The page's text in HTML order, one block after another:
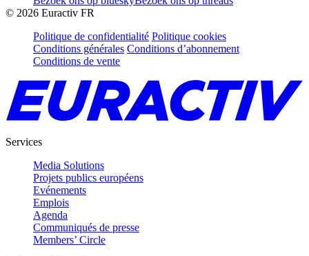
© 2026 Euractiv FR
Politique de confidentialité Politique cookies
Conditions générales Conditions d’abonnement
Conditions de vente
Services
Media Solutions
Projets publics européens
Evénements
Emplois
Agenda
Communiqués de presse
Members’ Circle